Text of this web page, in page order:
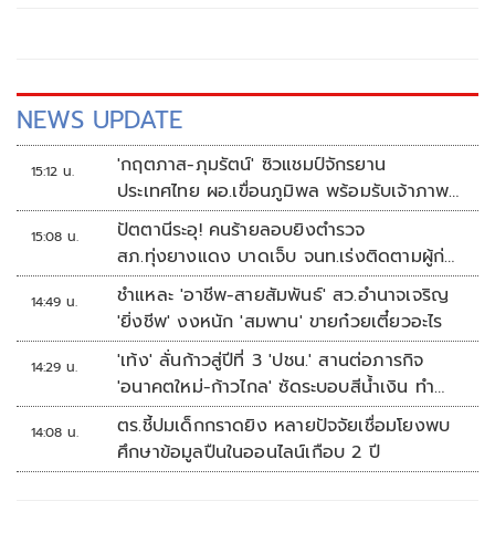
NEWS UPDATE
15:12 น.
'กฤตภาส-ภุมรัตน์' ซิวแชมป์จักรยาน
ประเทศไทย ผอ.เขื่อนภูมิพล พร้อมรับเจ้าภาพ
ต่อ ปี 2570
15:08 น.
ปัตตานีระอุ! คนร้ายลอบยิงตำรวจ
สภ.ทุ่งยางแดง บาดเจ็บ จนท.เร่งติดตามผู้ก่อ
เหตุ
14:49 น.
ชำแหละ 'อาชีพ-สายสัมพันธ์' สว.อำนาจเจริญ
'ยิ่งชีพ' งงหนัก 'สมพาน' ขายก๋วยเตี๋ยวอะไร
14:29 น.
'เท้ง' ลั่นก้าวสู่ปีที่ 3 'ปชน.' สานต่อภารกิจ
'อนาคตใหม่-ก้าวไกล' ซัดระบอบสีน้ำเงิน ทำ
หลักนิติรัฐ-นิติธรรมสั่นคลอน
14:08 น.
ตร.ชี้ปมเด็กกราดยิง หลายปัจจัยเชื่อมโยงพบ
ศึกษาข้อมูลปืนในออนไลน์เกือบ 2 ปี